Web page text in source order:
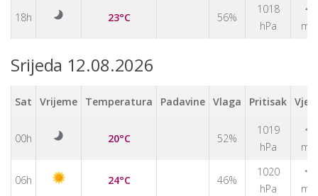
18h 23°C 56%
1018
hPa
↑
m/s
Srijeda 12.08.2026
Sat Vrijeme Temperatura Padavine Vlaga Pritisak
00h 20°C 52%
1019
hPa
↑
m/s
06h 24°C 46%
1020
hPa
↑
m/s